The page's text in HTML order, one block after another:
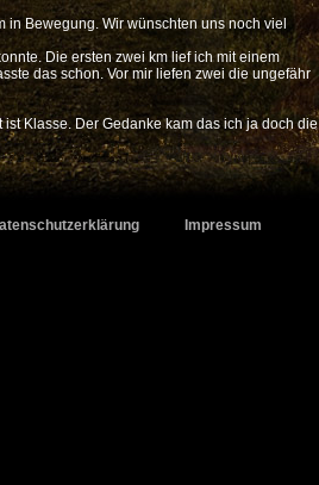
in Bewegung. Wir wünschten uns noch viel
Die ersten zwei km lief ich mit einem
das schon. Vor mir liefen zwei die ungefähr
Klasse. Der Gedanke kam das ich ja doch die
fühlte ich als hätte jemand ein Gummiband
km 16 holten sich meine Zugläufer Riegel vom
Schilder eh nicht die übersichtlichsten waren
Impressum